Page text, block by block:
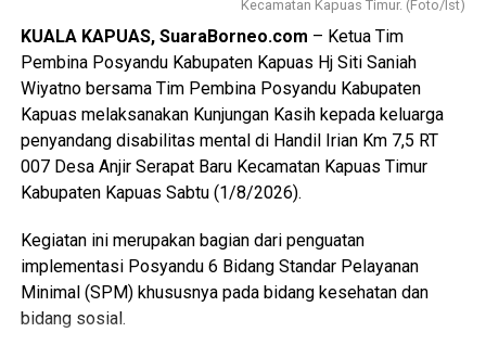
$Paskibraka merupakan wadah pembentukan karakter
generasi muda yang berlandaskan nilai-nilai Pancasila
cinta tanah air disiplin tanggung jawab kepemimpinan, dan
semangat gotong royong,” ujarnya.
Kepala Badan Kesbangpol Kabupaten Kapuas Yunabut
menyampaikan kegiatan tersebut merupakan tindak lanjut
Keputusan Kepala Badan Pembinaan Ideologi Pancasila
(BPIP) Nomor 50 Tahun 2024 tentang Tata Cara
Pengangkatan Pertama Kali Pelaksana Duta Pancasila
Paskibraka Indonesia Tingkat Provinsi dan
Kabupaten/Kota.
Kecamatan Kapuas Timur. (Foto/Ist)
KUALA KAPUAS, SuaraBorneo.com – Ketua Tim
Pembina Posyandu Kabupaten Kapuas Hj Siti Saniah
Wiyatno bersama Tim Pembina Posyandu Kabupaten
Kapuas melaksanakan Kunjungan Kasih kepada keluarga
penyandang disabilitas mental di Handil Irian Km 7,5 RT
007 Desa Anjir Serapat Baru Kecamatan Kapuas Timur
Kabupaten Kapuas Sabtu (1/8/2026).
Kegiatan ini merupakan bagian dari penguatan
implementasi Posyandu 6 Bidang Standar Pelayanan
Minimal (SPM) khususnya pada bidang kesehatan dan
bidang sosial.